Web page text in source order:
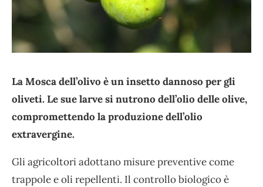
La Mosca dell’olivo è un insetto dannoso per gli
oliveti. Le sue larve si nutrono dell’olio delle olive,
compromettendo la produzione dell’olio
extravergine.
Gli agricoltori adottano misure preventive come
trappole e oli repellenti. Il controllo biologico è